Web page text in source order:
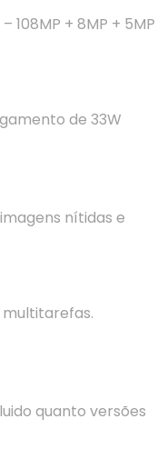
108MP + 8MP + 5MP
de 33W
nítidas e
quanto versões